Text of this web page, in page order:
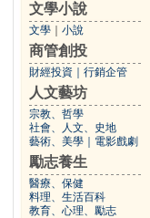
文學小說
文學 小說
商管創投
財經投資 行銷企管
人文藝坊
宗教、哲學
社會、人文、史地
藝術、美學
電影戲劇
勵志養生
醫療、保健
料理、生活百科
教育、心理、勵志